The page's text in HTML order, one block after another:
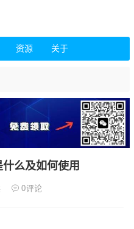
资源 关于
么及如何使用
0评论